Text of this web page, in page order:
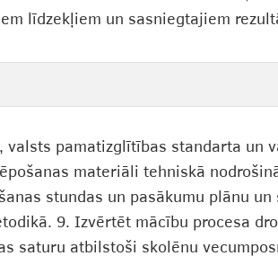
līdzekļiem un sasniegtajiem
pamatizglītības standarta un
materiāli tehniskā
stundas un pasākumu plānu
9. Izvērtēt mācību procesa
saturu atbilstoši skolēnu